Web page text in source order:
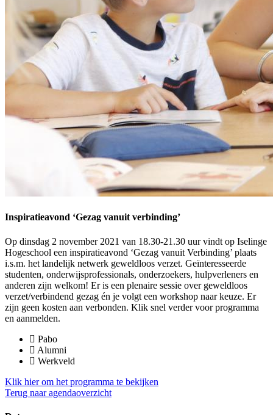
Inspiratieavond ‘Gezag vanuit verbinding’
Op dinsdag 2 november 2021 van 18.30-21.30 uur vindt op Iselinge
Hogeschool een inspiratieavond ‘Gezag vanuit Verbinding’ plaats
i.s.m. het landelijk netwerk geweldloos verzet. Geïnteresseerde
studenten, onderwijsprofessionals, onderzoekers, hulpverleners en
anderen zijn welkom! Er is een plenaire sessie over geweldloos
verzet/verbindend gezag én je volgt een workshop naar keuze. Er
zijn geen kosten aan verbonden. Klik snel verder voor programma
en aanmelden.
Pabo
Alumni
Werkveld
Klik hier om het programma te bekijken
Terug naar agendaoverzicht